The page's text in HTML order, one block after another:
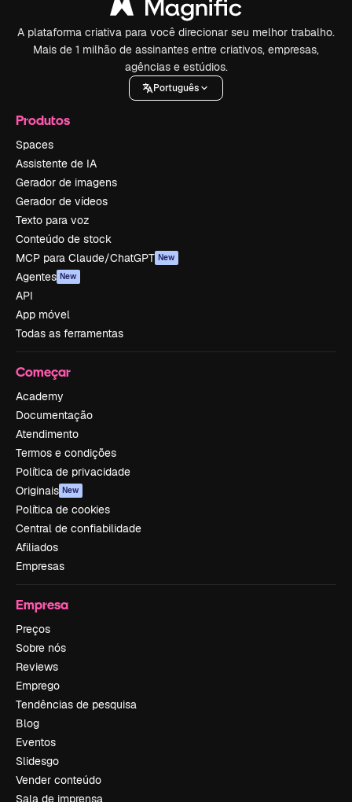
A plataforma criativa para você direcionar seu melhor trabalho.
Mais de 1 milhão de assinantes entre criativos, empresas,
agências e estúdios.
Português
Produtos
Spaces
Assistente de IA
Gerador de imagens
Gerador de vídeos
Texto para voz
Conteúdo de stock
MCP para Claude/ChatGPT New
Agentes New
API
App móvel
Todas as ferramentas
Começar
Academy
Documentação
Atendimento
Termos e condições
Política de privacidade
Originais New
Política de cookies
Central de confiabilidade
Afiliados
Empresas
Empresa
Preços
Sobre nós
Reviews
Emprego
Tendências de pesquisa
Blog
Eventos
Slidesgo
Vender conteúdo
Sala de imprensa